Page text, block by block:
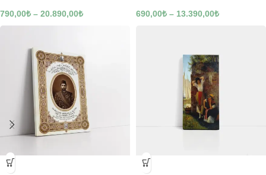
790,00₺ – 20.890,00₺
690,00₺ – 13.390,00₺
-23% -23%